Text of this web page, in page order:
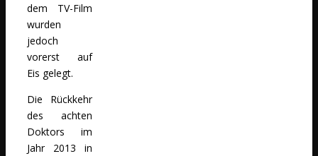
dem TV-Film
wurden
jedoch
vorerst auf
Eis gelegt.
Die Rückkehr
des achten
Doktors im
Jahr 2013 in